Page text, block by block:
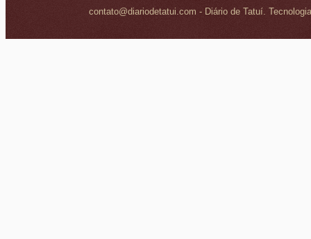
contato@diariodetatui.com - Diário de Tatuí.